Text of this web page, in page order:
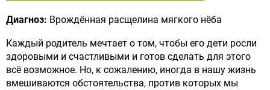
Диагноз: Врождённая расщелина мягкого нёба
Каждый родитель мечтает о том, чтобы его дети росли
здоровыми и счастливыми и готов сделать для этого
всё возможное. Но, к сожалению, иногда в нашу жизнь
вмешиваются обстоятельства, против которых мы